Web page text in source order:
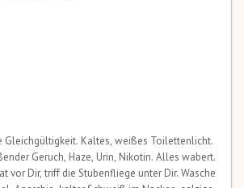
Gleichgültigkeit. Kaltes, weißes Toilettenlicht.
Geruch, Haze, Urin, Nikotin. Alles wabert.
vor Dir, triff die Stubenfliege unter Dir. Wasche